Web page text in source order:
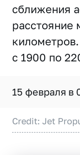
сближения
расстояние
с 1900 по
15 февраля в
Credit: Jet